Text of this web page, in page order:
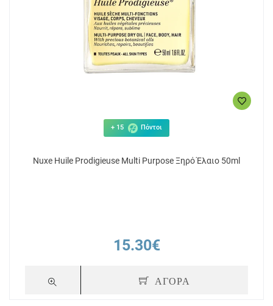
+ 15 Πόντοι
Nuxe Huile Prodigieuse Multi Purpose Ξηρό Έλαιο 50ml
15.30€
ΑΓΟΡΑ